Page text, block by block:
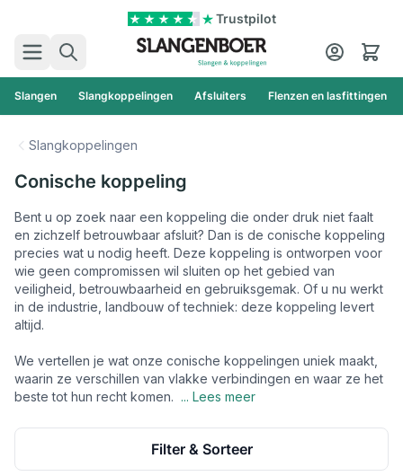
Trustpilot
Zoek
Cart
Slangen Slangkoppelingen Afsluiters Flenzen en lasfittingen
Slangkoppelingen
Conische koppeling
Bent u op zoek naar een koppeling die onder druk niet faalt
en zichzelf betrouwbaar afsluit? Dan is de conische koppeling
precies wat u nodig heeft. Deze koppeling is ontworpen voor
wie geen compromissen wil sluiten op het gebied van
veiligheid, betrouwbaarheid en gebruiksgemak. Of u nu werkt
in de industrie, landbouw of techniek: deze koppeling levert
altijd.
We vertellen je wat onze conische koppelingen uniek maakt,
waarin ze verschillen van vlakke verbindingen en waar ze het
beste tot hun recht komen. ... Lees meer
Filter & Sorteer